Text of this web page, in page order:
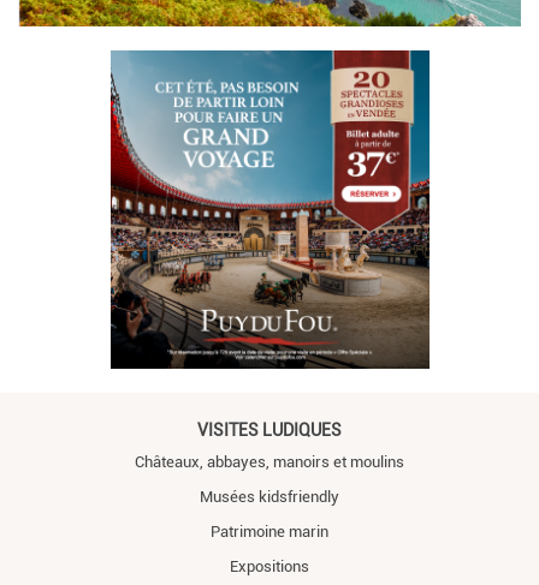
VISITES LUDIQUES
Châteaux, abbayes, manoirs et moulins
Musées kidsfriendly
Patrimoine marin
Expositions